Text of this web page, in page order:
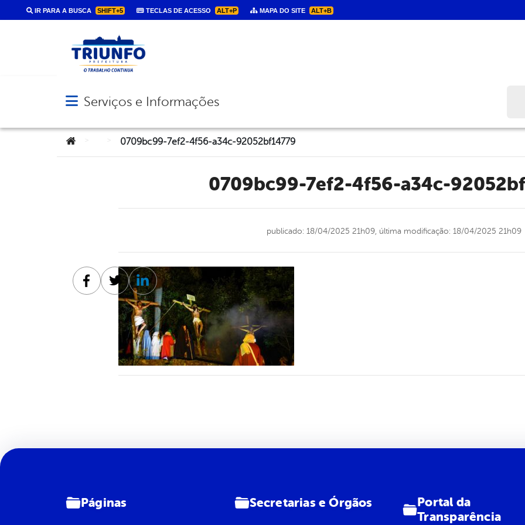
IR PARA A BUSCA SHIFT+5 TECLAS DE ACESSO ALT+P MAPA DO SITE ALT+B
Abrir menu principal de navegação
Serviços e Informações
Você está aqui:0709bc99-7ef2-4f56-a34c-92052bf14779
0709bc99-7ef2-4f56-a34c-
publicado: 18/04/2025 21h09, última modificação: 18/04/2025 21h09
Facebook
TwitterLinkedin
Páginas Secretarias e Órgãos
Portal da
Transparência